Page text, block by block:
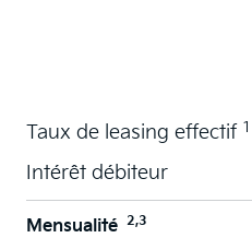
Taux de leasing effectif 1
Intérêt débiteur
Mensualité 2,3